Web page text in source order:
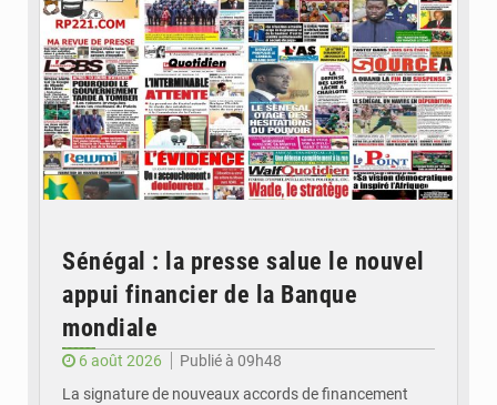
Sénégal : la presse salue le nouvel
appui financier de la Banque
mondiale
6 août 2026
Publié à 09h48
La signature de nouveaux accords de financement